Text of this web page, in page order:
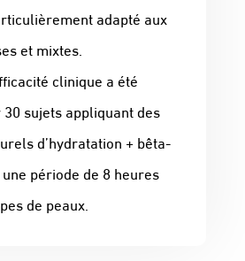
adapté aux
et mixtes.
clinique a été
sujets appliquant des
d’hydratation + bêta-
période de 8 heures
de peaux.